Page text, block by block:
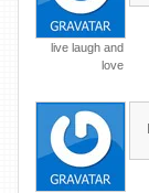
live laugh and
love